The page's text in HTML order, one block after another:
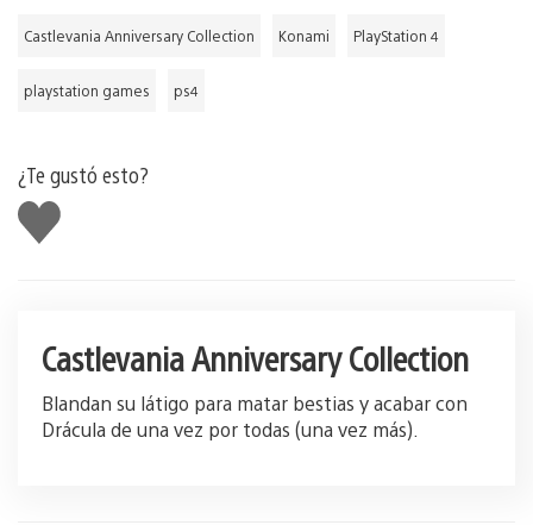
Castlevania Anniversary Collection Konami PlayStation 4
playstation games ps4
¿Te gustó esto?
Me
gusta
Castlevania Anniversary Collection
Blandan su látigo para matar bestias y acabar con
Drácula de una vez por todas (una vez más).